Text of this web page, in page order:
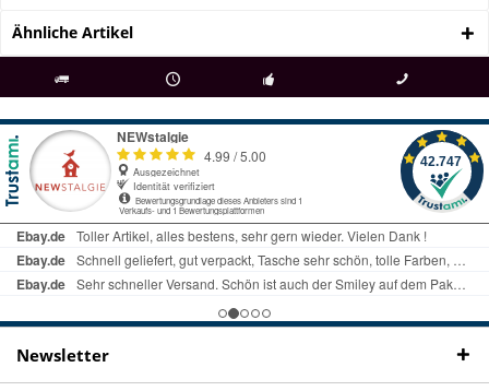
Ähnliche Artikel
ab € 69 Bestellwert seit 98 Jahren Fachgeschäft + telefonisch erreichbar
09497 1511
Newsletter